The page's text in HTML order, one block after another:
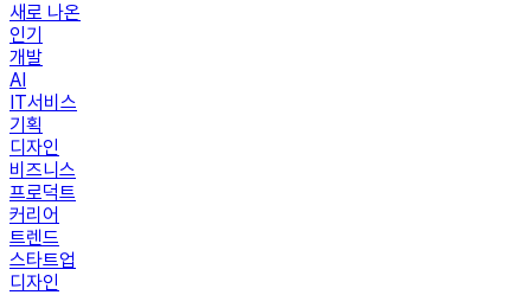
새로 나온
인기
개발
AI
IT서비스
기획
디자인
비즈니스
프로덕트
커리어
트렌드
스타트업
디자인